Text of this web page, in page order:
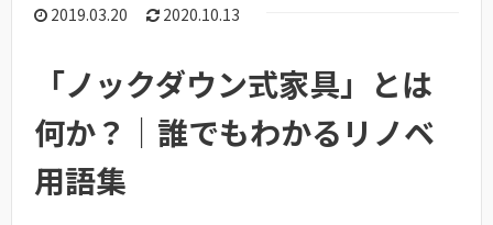
2019.03.20 2020.10.13
「ノックダウン式家具」とは
何か？｜誰でもわかるリノベ
用語集